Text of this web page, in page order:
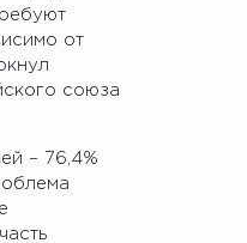
от
союза
– 76,4%